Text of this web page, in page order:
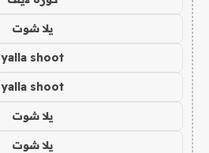
يلا شوت
yalla shoot
yalla shoot
يلا شوت
يلا شوت